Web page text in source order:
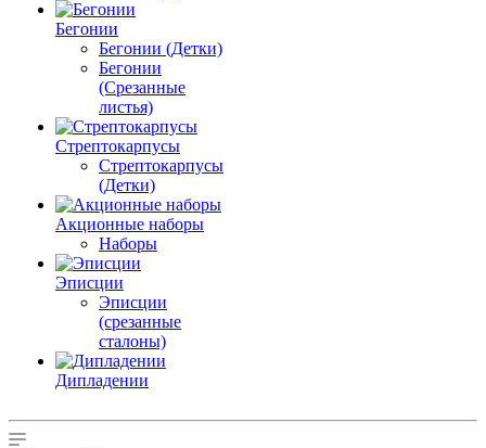
Бегонии
Бегонии (Детки)
Бегонии
(Срезанные
листья)
Стрептокарпусы
Стрептокарпусы
(Детки)
Акционные наборы
Наборы
Эписции
Эписции
(срезанные
сталоны)
Дипладении